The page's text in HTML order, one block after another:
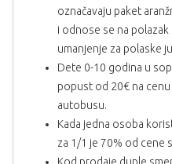
označavaju paket
i odnose se na
umanjenje za polaske
Dete 0-10 godina u
popust od 20€ na cenu
autobusu.
Kada jedna osoba
za 1/1 je 70% od cene